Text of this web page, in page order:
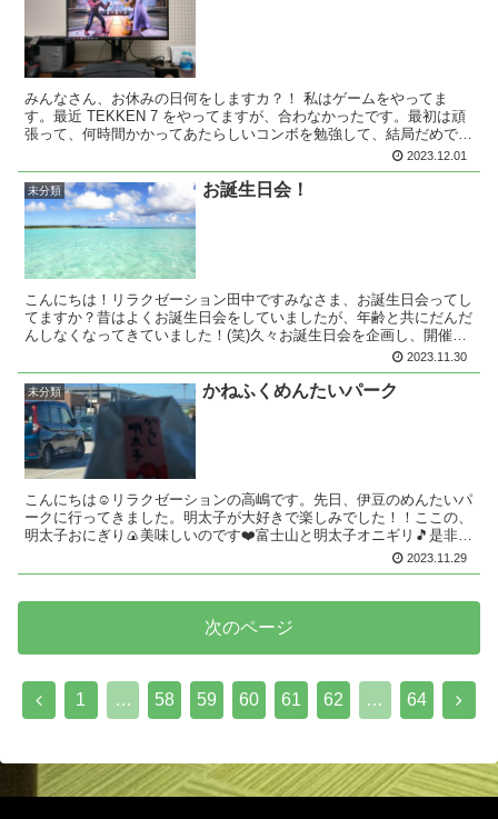
みんなさん、お休みの日何をしますカ？！ 私はゲームをやってま
す。最近 TEKKEN 7 をやってますが、合わなかったです。最初は頑
張って、何時間かかってあたらしいコンボを勉強して、結局だめでし
た！！ 敵が強くて、なかなかコンボもつながらなくて、いつも負け
ました。悔しいでス！！ 今は気づいて、諦めました。時間の無駄で
す:') みんなさん、器械があったら私と勝負しましょうカ？！ レクサ
</3 TEKKEN 7
2023.12.01
未分類 お誕生日会！
こんにちは！リラクゼーション田中ですみなさま、お誕生日会ってし
てますか？昔はよくお誕生日会をしていましたが、年齢と共にだんだ
んしなくなってきていました！(笑)久々お誕生日会を企画し、開催し
2023.11.30
未分類 かねふくめんたいパーク
こんにちは☺️リラクゼーションの高嶋です。先日、伊豆のめんたいパ
ークに行ってきました。明太子が大好きで楽しみでした！！ここの、
明太子おにぎり🍙美味しいのです❤️富士山と明太子オニギリ🎵是非、
2023.11.29
次のページ
前
1 … 58 59 60 61 62 … 64
次